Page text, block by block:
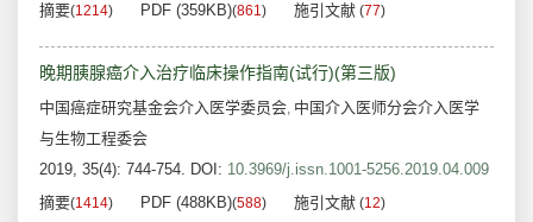
摘要(1214) PDF (359KB)(861) 施引文献 (77)
晚期胰腺癌介入治疗临床操作指南(试行)(第三版)
中国癌症研究基金会介入医学委员会, 中国介入医师分会介入医学
与生物工程委会
2019, 35(4): 744-754. DOI: 10.3969/j.issn.1001-5256.2019.04.009
摘要(1414) PDF (488KB)(588) 施引文献 (12)